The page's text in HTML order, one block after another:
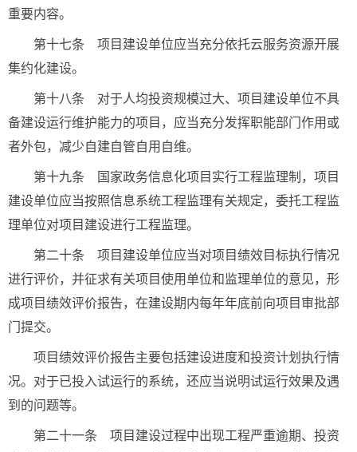
重要内容。
第十七条 项目建设单位应当充分依托云服务资源开展
集约化建设。
第十八条 对于人均投资规模过大、项目建设单位不具
备建设运行维护能力的项目，应当充分发挥职能部门作用或
者外包，减少自建自管自用自维。
第十九条 国家政务信息化项目实行工程监理制，项目
建设单位应当按照信息系统工程监理有关规定，委托工程监
理单位对项目建设进行工程监理。
第二十条 项目建设单位应当对项目绩效目标执行情况
进行评价，并征求有关项目使用单位和监理单位的意见，形
成项目绩效评价报告，在建设期内每年年底前向项目审批部
门提交。
项目绩效评价报告主要包括建设进度和投资计划执行情
况。对于已投入试运行的系统，还应当说明试运行效果及遇
到的问题等。
第二十一条 项目建设过程中出现工程严重逾期、投资